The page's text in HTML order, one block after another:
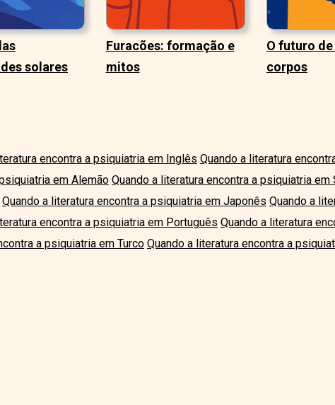
solares
Furacões: formação e
mitos
O futuro
corpos
encontra a psiquiatria em Inglês Quando a literatura
em Alemão Quando a literatura encontra a psiquiatria em
Quando a literatura encontra a psiquiatria em Japonês Quando a
encontra a psiquiatria em Português Quando a literatura
a psiquiatria em Turco Quando a literatura encontra a